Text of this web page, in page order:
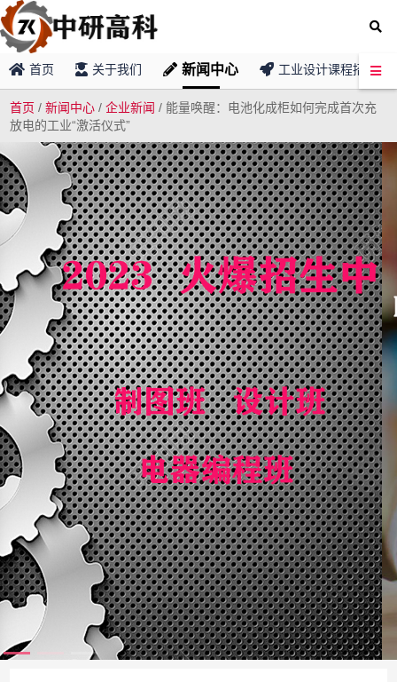
首页 关于我们 新闻中心 工业设计课程招募
首页 /新闻中心 /企业新闻 / 能量唤醒：电池化成柜如何完成首次充
放电的工业“激活仪式”